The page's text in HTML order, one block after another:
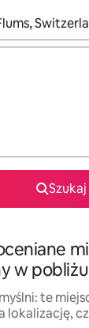
Szukaj
w
te
lokalizację,